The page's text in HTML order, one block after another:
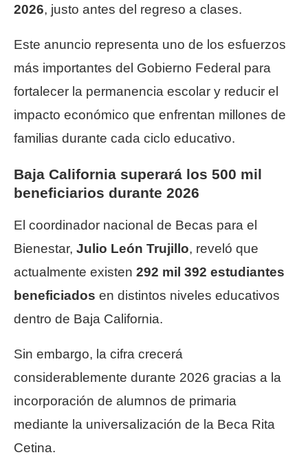
2026, justo antes del regreso a clases.
Este anuncio representa uno de los esfuerzos
más importantes del Gobierno Federal para
fortalecer la permanencia escolar y reducir el
impacto económico que enfrentan millones de
familias durante cada ciclo educativo.
Baja California superará los 500 mil
beneficiarios durante 2026
El coordinador nacional de Becas para el
Bienestar, Julio León Trujillo, reveló que
actualmente existen 292 mil 392 estudiantes
beneficiados en distintos niveles educativos
dentro de Baja California.
Sin embargo, la cifra crecerá
considerablemente durante 2026 gracias a la
incorporación de alumnos de primaria
mediante la universalización de la Beca Rita
Cetina.